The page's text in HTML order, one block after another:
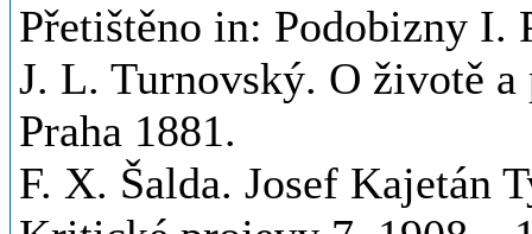
Přetištěno in: Podobizny I.
J. L. Turnovský. O životě a
Praha 1881.
F. X. Šalda. Josef Kajetán